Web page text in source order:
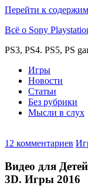
Перейти к
Всё о Sony
PS3, PS4. PS5, PS
Игры
Новости
Статьи
Без рубрики
Мысли в слух
12 комментариев
Видео для
3D. Игры 2016